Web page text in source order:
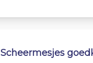
Scheermesjes